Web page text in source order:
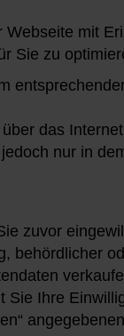
mit
Sie zu
das
nur in
zuvor
behördlicher
Ihre